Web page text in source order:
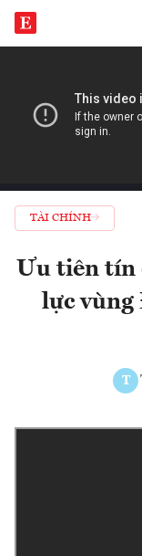
TÀI CHÍNH
Ưu tiên tín
lực vùng
T